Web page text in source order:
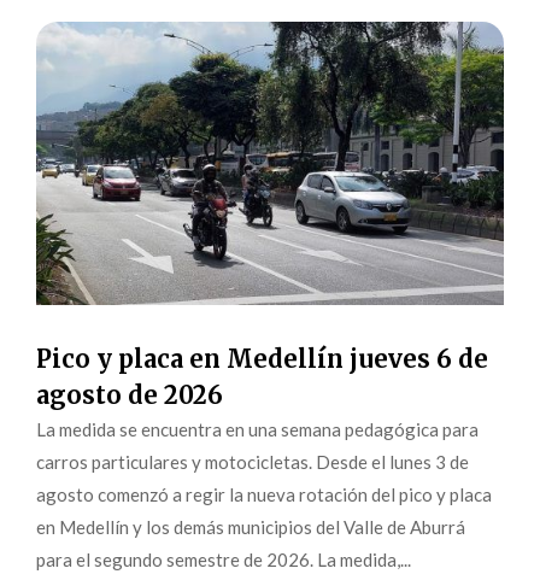
Pico y placa en Medellín jueves 6 de
agosto de 2026
La medida se encuentra en una semana pedagógica para
carros particulares y motocicletas. Desde el lunes 3 de
agosto comenzó a regir la nueva rotación del pico y placa
en Medellín y los demás municipios del Valle de Aburrá
para el segundo semestre de 2026. La medida,...